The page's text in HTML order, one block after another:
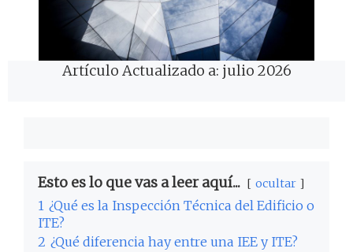
Artículo Actualizado a: julio 2026
Esto es lo que vas a leer aquí... ocultar
1 ¿Qué es la Inspección Técnica del Edificio o
ITE?
2 ¿Qué diferencia hay entre una IEE y ITE?